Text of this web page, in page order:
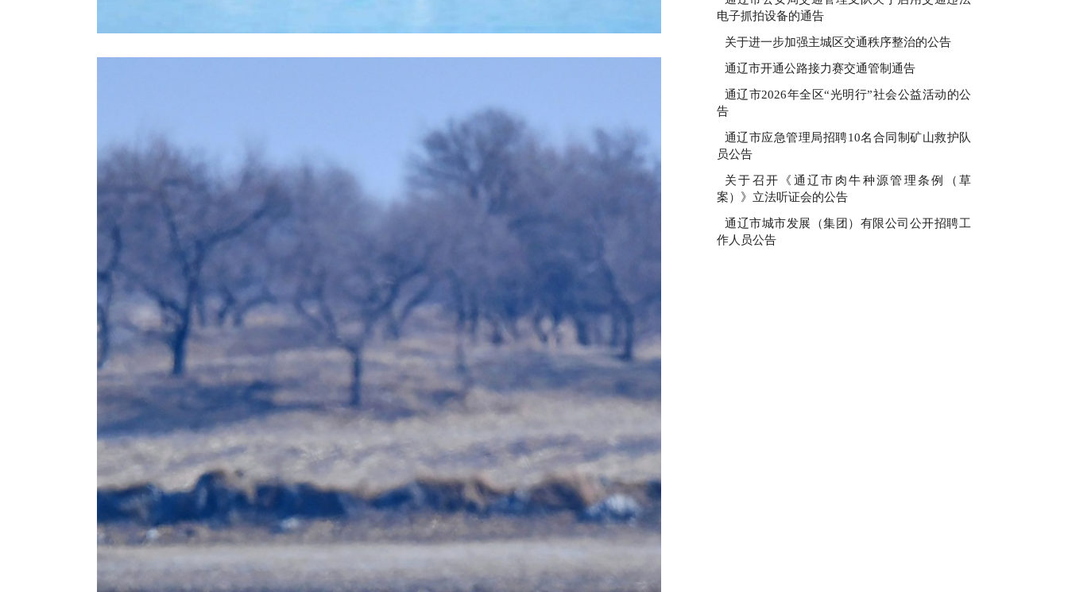
电子抓拍设备的通告
关于进一步加强主城区交通秩序整治的公告
通辽市开通公路接力赛交通管制通告
通辽市2026年全区“光明行”社会公益活动的公
告
通辽市应急管理局招聘10名合同制矿山救护队
员公告
关于召开《通辽市肉牛种源管理条例（草
案）》立法听证会的公告
通辽市城市发展（集团）有限公司公开招聘工
作人员公告